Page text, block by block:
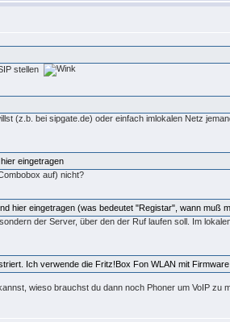
stellen
(z.b. bei sipgate.de) oder einfach imlokalen Netz
eingetragen
auf) nicht?
hier eingetragen (was bedeutet "Registar", wann muß
der Server, über den der Ruf laufen soll. Im
Ich verwende die Fritz!Box Fon WLAN mit Firmware
wieso brauchst du dann noch Phoner um VoIP zu